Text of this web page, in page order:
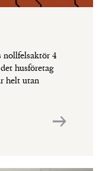
nollfelsaktör 4
husföretag
helt utan